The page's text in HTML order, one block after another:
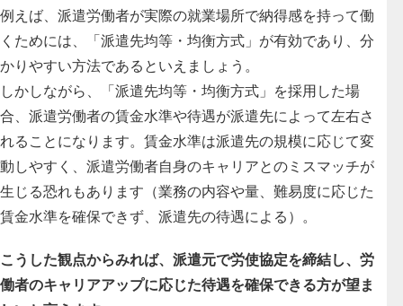
例えば、派遣労働者が実際の就業場所で納得感を持って働
くためには、「派遣先均等・均衡方式」が有効であり、分
かりやすい方法であるといえましょう。
しかしながら、「派遣先均等・均衡方式」を採用した場
合、派遣労働者の賃金水準や待遇が派遣先によって左右さ
れることになります。賃金水準は派遣先の規模に応じて変
動しやすく、派遣労働者自身のキャリアとのミスマッチが
生じる恐れもあります（業務の内容や量、難易度に応じた
賃金水準を確保できず、派遣先の待遇による）。
こうした観点からみれば、派遣元で労使協定を締結し、労
働者のキャリアアップに応じた待遇を確保できる方が望ま